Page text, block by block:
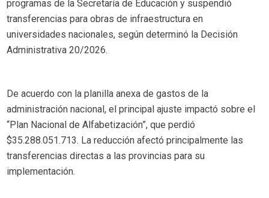
programas de la Secretaría de Educación y suspendió
transferencias para obras de infraestructura en
universidades nacionales, según determinó la Decisión
Administrativa 20/2026.
De acuerdo con la planilla anexa de gastos de la
administración nacional, el principal ajuste impactó sobre el
“Plan Nacional de Alfabetización”, que perdió
$35.288.051.713. La reducción afectó principalmente las
transferencias directas a las provincias para su
implementación.